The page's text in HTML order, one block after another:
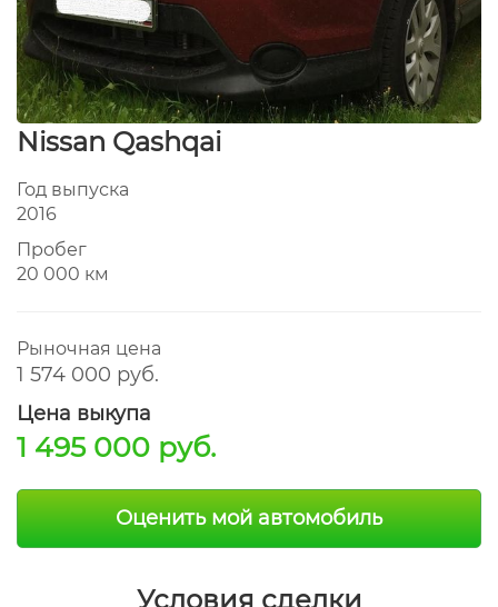
Nissan Qashqai
Год выпуска
2016
Пробег
20 000 км
Рыночная цена
1 574 000 руб.
Цена выкупа
1 495 000 руб.
Оценить мой автомобиль
Условия сделки